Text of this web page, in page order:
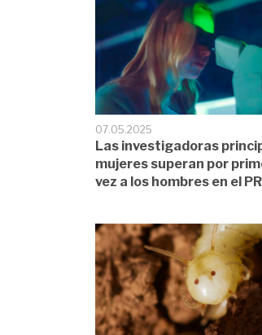
07.05.2025
Las investigadoras
mujeres superan por
vez a los hombres en el